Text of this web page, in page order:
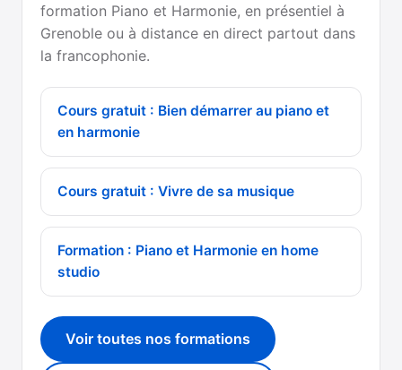
formation Piano et Harmonie, en présentiel à
Grenoble ou à distance en direct partout dans
la francophonie.
Cours gratuit : Bien démarrer au piano et
en harmonie
Cours gratuit : Vivre de sa musique
Formation : Piano et Harmonie en home
studio
Voir toutes nos formations